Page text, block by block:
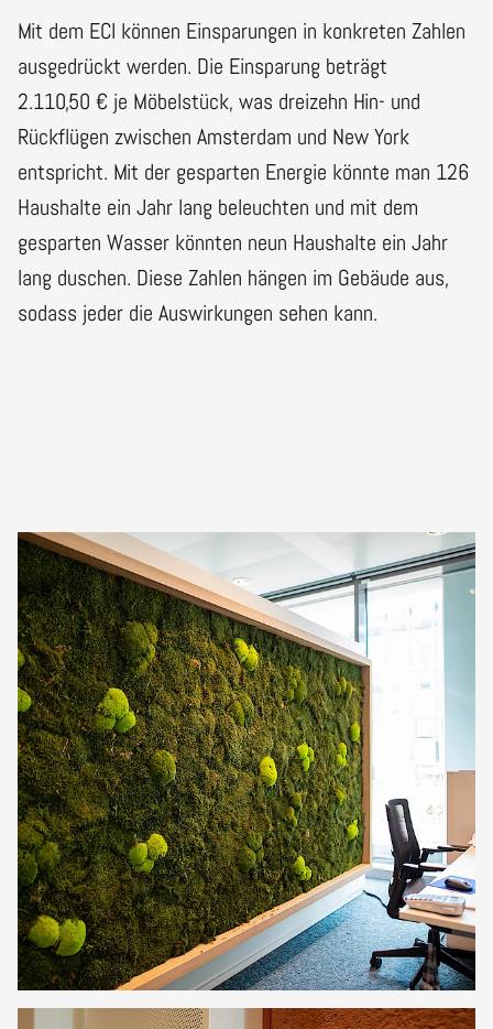
Mit dem ECI können Einsparungen in konkreten Zahlen
ausgedrückt werden. Die Einsparung beträgt
2.110,50 € je Möbelstück, was dreizehn Hin- und
Rückflügen zwischen Amsterdam und New York
entspricht. Mit der gesparten Energie könnte man 126
Haushalte ein Jahr lang beleuchten und mit dem
gesparten Wasser könnten neun Haushalte ein Jahr
lang duschen. Diese Zahlen hängen im Gebäude aus,
sodass jeder die Auswirkungen sehen kann.